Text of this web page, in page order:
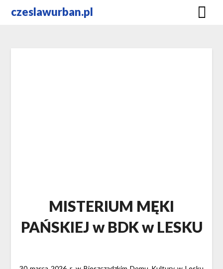
czeslawurban.pl
MISTERIUM MĘKI
PAŃSKIEJ w BDK w LESKU